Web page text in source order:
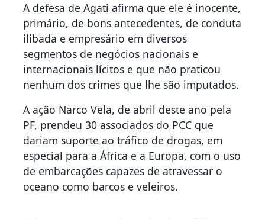
A defesa de Agati afirma que ele é inocente,
primário, de bons antecedentes, de conduta
ilibada e empresário em diversos
segmentos de negócios nacionais e
internacionais lícitos e que não praticou
nenhum dos crimes que lhe são imputados.
A ação Narco Vela, de abril deste ano pela
PF, prendeu 30 associados do PCC que
dariam suporte ao tráfico de drogas, em
especial para a África e a Europa, com o uso
de embarcações capazes de atravessar o
oceano como barcos e veleiros.